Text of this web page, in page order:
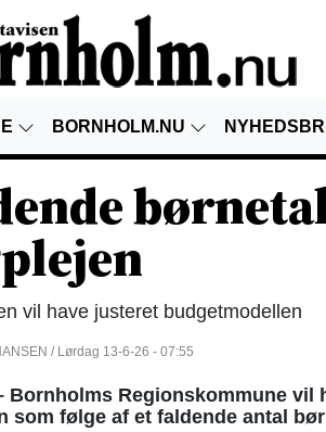
BORNHOLM.NU
vil have justeret budgetmodellen
/ Lørdag 13-6-26 - 07:55
Bornholms Regionskommune vil
som følge af et faldende antal